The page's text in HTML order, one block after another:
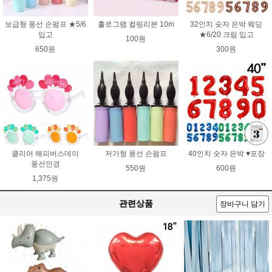
보급형 풍선 손펌프 ★5/6
입고
650원
홀로그램 컬링리본 10m
100원
32인치 숫자 은박 웨딩
★6/20 크림 입고
300원
클리어 해피버스데이
풍선안경
1,375원
저가형 풍선 손펌프
550원
40인치 숫자 은박 ♥포장
600원
관련상품 장바구니 담기